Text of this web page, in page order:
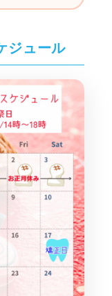
ジュール